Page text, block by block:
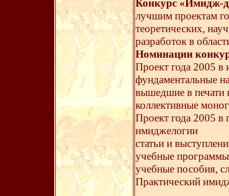
Конкурс «Имидж-
лучшим проектам
теоретических,
разработок в
Номинации
Проект года 2005 в
фундаментальные
вышедшие в печати
коллективные
Проект года 2005 в
имиджелогии
статьи и
учебные
учебные пособия,
Практический